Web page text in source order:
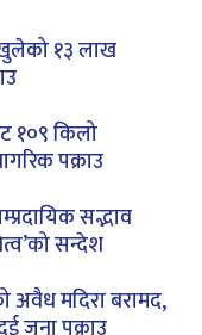
१३ लाख
१०९ किलो
पक्राउ
सद्भाव
सन्देश
अवैध मदिरा बरामद,